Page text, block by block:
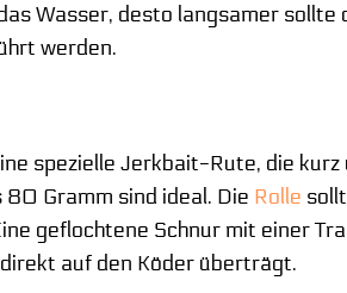
Wasser, desto langsamer
werden.
spezielle Jerkbait-Rute, die
Gramm sind ideal. Die Rolle
geflochtene Schnur mit einer
auf den Köder überträgt.